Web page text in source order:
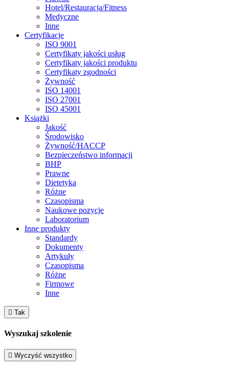
Hotel/Restauracja/Fitness
Medyczne
Inne
Certyfikacje
ISO 9001
Certyfikaty jakości usług
Certyfikaty jakości produktu
Certyfikaty zgodności
Żywność
ISO 14001
ISO 27001
ISO 45001
Książki
Jakość
Środowisko
Żywność/HACCP
Bezpieczeństwo informacji
BHP
Prawne
Dietetyka
Różne
Czasopisma
Naukowe pozycje
Laboratorium
Inne produkty
Standardy
Dokumenty
Artykuły
Czasopisma
Różne
Firmowe
Inne
 Tak
Wyszukaj szkolenie
 Wyczyść wszystko